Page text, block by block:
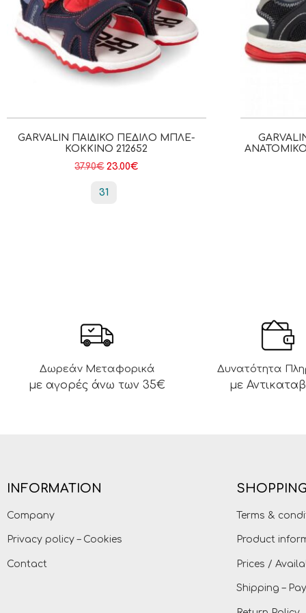
GARVALIN ΠΑΙΔΙΚΌ ΠΈΔΙΛΟ ΜΠΛΕ-
ΚΌΚΚΙΝΟ 212652
37.90€ 23.00€
31
Δωρεάν Μεταφορικά
με αγορές άνω των 35€
Δυνατότητα
με
INFORMATION
Company
Privacy policy – Cookies
Contact
Terms &
Product
Prices /
Shipping –